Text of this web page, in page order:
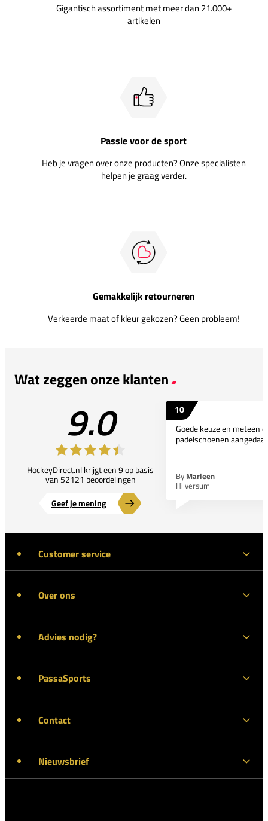
Gigantisch assortiment met meer dan 21.000+
artikelen
Passie voor de sport
Heb je vragen over onze producten? Onze specialisten
helpen je graag verder.
Gemakkelijk retourneren
Verkeerde maat of kleur gekozen? Geen probleem!
Wat zeggen onze klanten
9.0
HockeyDirect.nl krijgt een 9 op basis
van 52121 beoordelingen
Geef je mening
10
Goede keuze en meteen
padelschoenen
By Marleen
Hilversum
Customer service
Over ons
Advies nodig?
PassaSports
Contact
Nieuwsbrief